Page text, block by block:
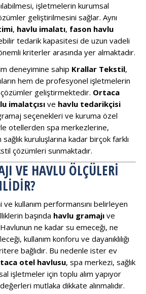
işletmelerin kurumsal
geliştirilmesini sağlar. Aynı
, havlu imalatı, fason havlu
tedarik kapasitesi de uzun vadeli
kriterler arasında yer almaktadır.
deneyimine sahip Krallar Tekstil,
hem de profesyonel işletmelerin
geliştirmektedir. Ortaca
imalatçısıve havlu tedarikçisi
seçenekleri ve kuruma özel
otellerden spa merkezlerine,
kuruluşlarına kadar birçok farklı
çözümleri sunmaktadır.
VE HAVLU ÖLÇÜLERI
kullanım performansını belirleyen
başında havlu gramajı ve
ne kadar su emeceği, ne
kullanım konforu ve dayanıklılığı
bağlıdır. Bu nedenle ister ev
otel havlusu, spa merkezi, sağlık
işletmeler için toplu alım yapıyor
mutlaka dikkate alınmalıdır.